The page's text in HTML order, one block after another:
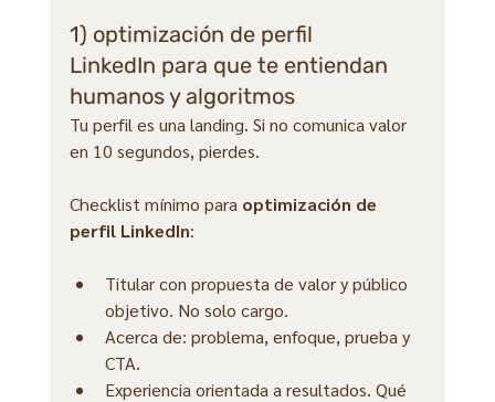
1) optimización de perfil
LinkedIn para que te entiendan
humanos y algoritmos
Tu perfil es una landing. Si no comunica valor
en 10 segundos, pierdes.
Checklist mínimo para optimización de
perfil LinkedIn:
Titular con propuesta de valor y público
objetivo. No solo cargo.
Acerca de: problema, enfoque, prueba y
CTA.
Experiencia orientada a resultados. Qué